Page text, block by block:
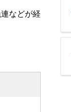
などが経